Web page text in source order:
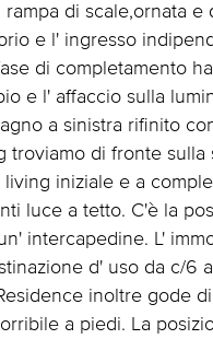
di scale,ornata
e l' ingresso
di completamento
e l' affaccio sulla
a sinistra rifinito
troviamo di fronte
iniziale e a
luce a tetto. C'è la
intercapedine. L'
d' uso da c/6
inoltre gode
a piedi. La